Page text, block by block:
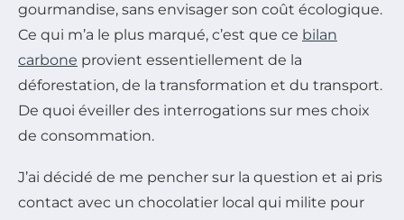
gourmandise, sans envisager son coût écologique.
Ce qui m’a le plus marqué, c’est que ce bilan
carbone provient essentiellement de la
déforestation, de la transformation et du transport.
De quoi éveiller des interrogations sur mes choix
de consommation.
J’ai décidé de me pencher sur la question et ai pris
contact avec un chocolatier local qui milite pour